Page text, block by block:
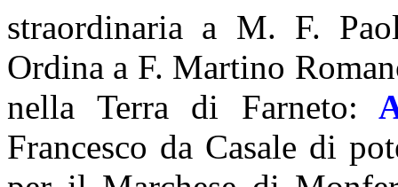
straordinaria a M. F.
Ordina a F. Martino
nella Terra di Farneto:
Francesco da Casale di